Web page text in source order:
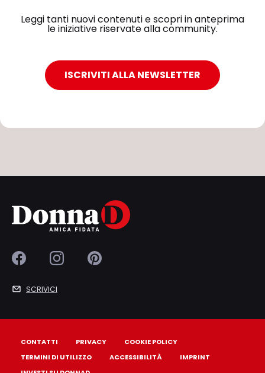
Leggi tanti nuovi contenuti e scopri in anteprima
le iniziative riservate alla community.
ISCRIVITI ALLA NEWSLETTER
SCRIVICI
CONTATTI PRIVACY
COOKIE POLICY
TERMINI DI UTILIZZO
ACCESSIBILITÀ
IMPRINT